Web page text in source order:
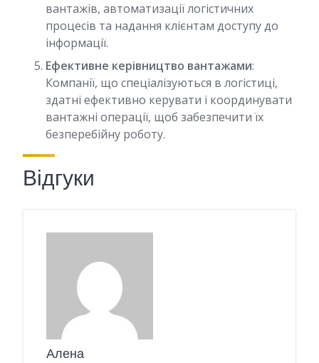
вантажів, автоматизації логістичних
процесів та надання клієнтам доступу до
інформації.
Ефективне керівництво вантажами:
Компанії, що спеціалізуються в логістиці,
здатні ефективно керувати і координувати
вантажні операції, щоб забезпечити їх
безперебійну роботу.
Відгуки
Алена